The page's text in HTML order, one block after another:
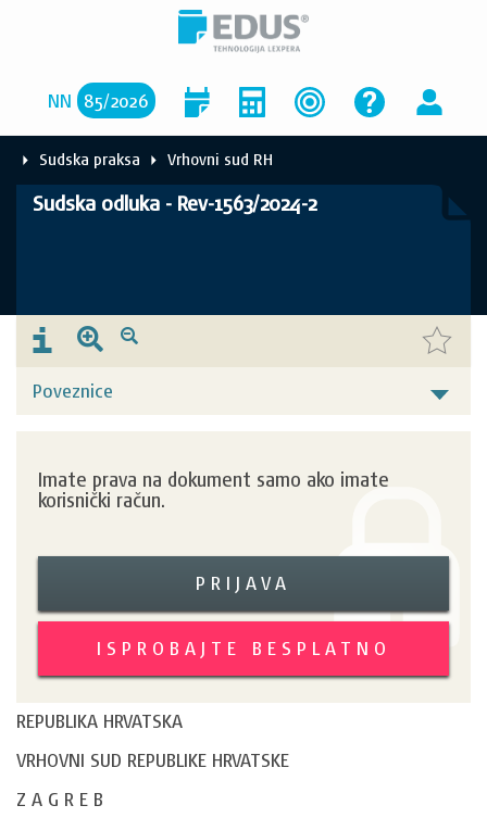
NN 85/2026
Sudska praksa Vrhovni sud RH
Sudska odluka - Rev-1563/2024-2
Poveznice
Imate prava na dokument samo ako imate
korisnički račun.
PRIJAVA
ISPROBAJTE BESPLATNO
REPUBLIKA HRVATSKA
VRHOVNI SUD REPUBLIKE HRVATSKE
Z A G R E B